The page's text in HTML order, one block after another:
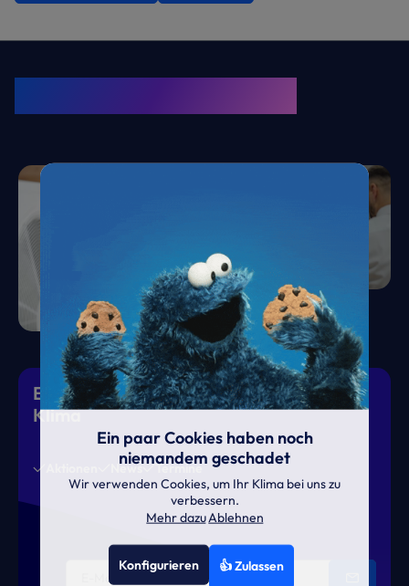
Eiskalte Deals & heiße News für gutes
Klima
News Termine
Ein paar Cookies haben noch
niemandem geschadet
Wir verwenden Cookies, um Ihr Klima bei uns zu
verbessern.
Mehr dazuAblehnen
Konfigurieren 👍 Zulassen